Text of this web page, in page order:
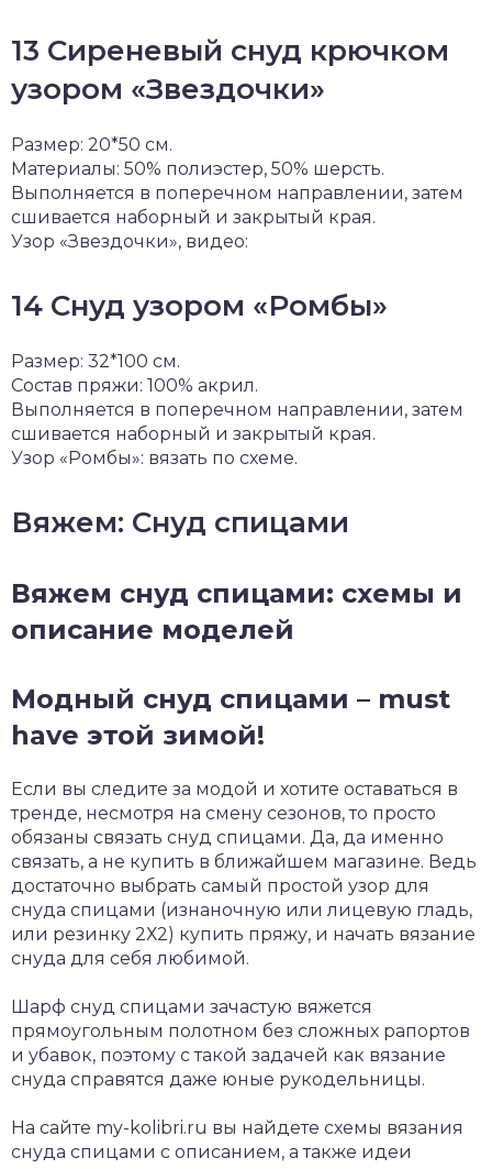
13 Сиреневый снуд крючком
узором «Звездочки»
Размер: 20*50 см.
Материалы: 50% полиэстер, 50% шерсть.
Выполняется в поперечном направлении, затем
сшивается наборный и закрытый края.
Узор «Звездочки», видео:
14 Снуд узором «Ромбы»
Размер: 32*100 см.
Состав пряжи: 100% акрил.
Выполняется в поперечном направлении, затем
сшивается наборный и закрытый края.
Узор «Ромбы»: вязать по схеме.
Вяжем: Снуд спицами
Вяжем снуд спицами: схемы и
описание моделей
Модный снуд спицами – must
have этой зимой!
Если вы следите за модой и хотите оставаться в
тренде, несмотря на смену сезонов, то просто
обязаны связать снуд спицами. Да, да именно
связать, а не купить в ближайшем магазине. Ведь
достаточно выбрать самый простой узор для
снуда спицами (изнаночную или лицевую гладь,
или резинку 2Х2) купить пряжу, и начать вязание
снуда для себя любимой.
Шарф снуд спицами зачастую вяжется
прямоугольным полотном без сложных рапортов
и убавок, поэтому с такой задачей как вязание
снуда справятся даже юные рукодельницы.
На сайте my-kolibri.ru вы найдете схемы вязания
снуда спицами с описанием, а также идеи